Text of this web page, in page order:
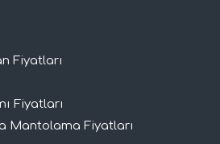
Fiyatları
Fiyatları
Mantolama Fiyatları